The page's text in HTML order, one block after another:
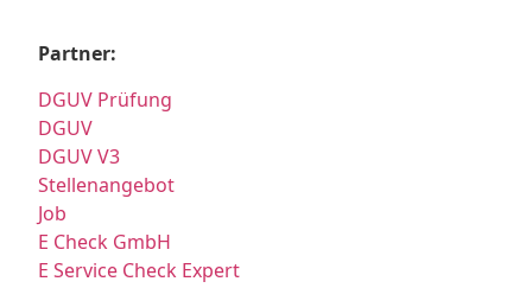
Partner:
DGUV Prüfung
DGUV
DGUV V3
Stellenangebot
Job
E Check GmbH
E Service Check Expert